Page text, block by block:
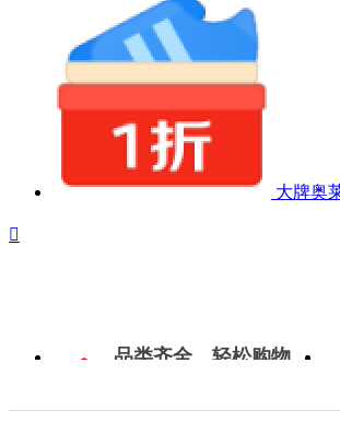
大牌奥

品类齐全，轻松购物